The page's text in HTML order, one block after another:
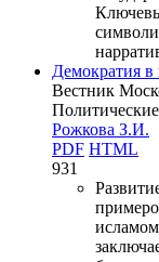
Демократия
Вестник
Рожкова З.И.
PDF HTML
931